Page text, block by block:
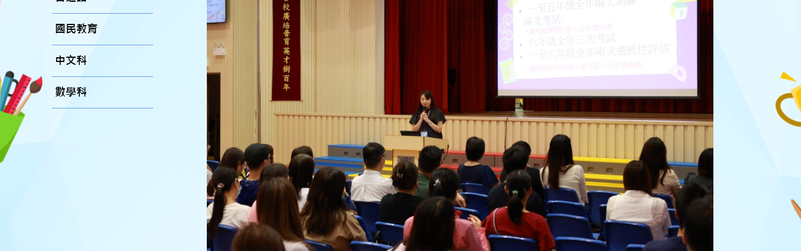
國民教育
中文科
數學科